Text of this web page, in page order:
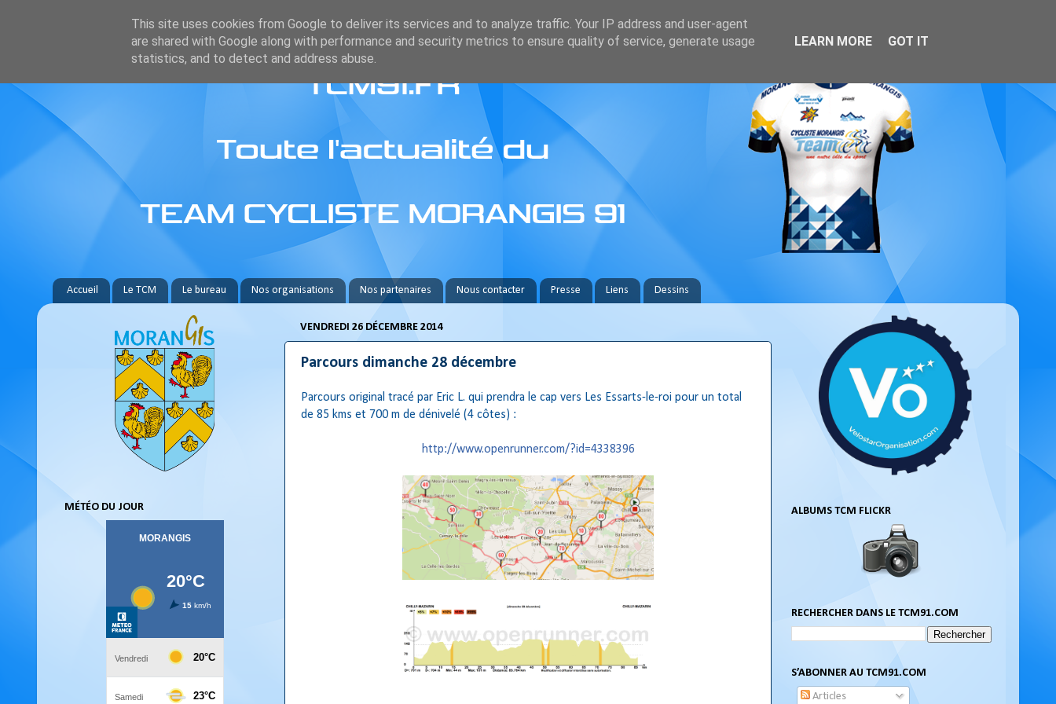
Accueil Le TCM Le bureau Nos organisations Nos partenaires Nous contacter Presse Liens Dessins
VENDREDI 26 DÉCEMBRE 2014
Parcours dimanche 28 décembre
Parcours original tracé par Eric L. qui prendra le cap vers Les Essarts-le-roi pour un total
de 85 kms et 700 m de dénivelé (4 côtes) :
http://www.openrunner.com/?id=4338396
MÉTÉO DU JOUR ALBUMS TCM FLICKR
RECHERCHER DANS LE TCM91.COM
S’ABONNER AU TCM91.COM
Articles
This site uses cookies from Google to deliver its services and to analyze traffic. Your IP address and user-agent
are shared with Google along with performance and security metrics to ensure quality of service, generate usage
statistics, and to detect and address abuse.
LEARN MORE GOT IT